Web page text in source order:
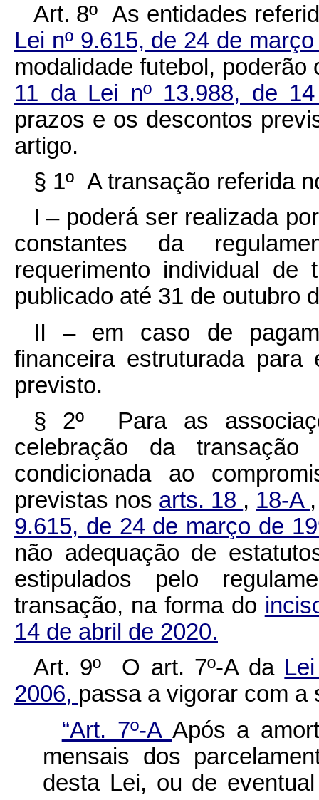
Art. 8º As entidades
Lei nº 9.615, de 24 de
modalidade futebol,
11 da Lei nº 13.988, de
prazos e os descontos
artigo.
§ 1º A transação referida
I – poderá ser realizada
constantes da
requerimento individual
publicado até 31 de outubro
II – em caso de
financeira estruturada
previsto.
§ 2º Para as
celebração da
condicionada ao
previstas nos arts. 18 , 18-A
9.615, de 24 de março de
não adequação de
estipulados pelo
transação, na forma do
14 de abril de 2020.
Art. 9º O art. 7º-A da
2006, passa a vigorar com a
“Art. 7º-A Após a
mensais dos
desta Lei, ou de